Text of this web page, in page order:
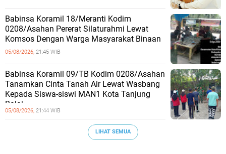
Babinsa Koramil 18/Meranti Kodim
0208/Asahan Pererat Silaturahmi Lewat
Komsos Dengan Warga Masyarakat Binaan
05/08/2026, 21:45 WIB
Babinsa Koramil 09/TB Kodim 0208/Asahan
Tanamkan Cinta Tanah Air Lewat Wasbang
Kepada Siswa-siswi MAN1 Kota Tanjung
Balai
05/08/2026, 21:44 WIB
LIHAT SEMUA